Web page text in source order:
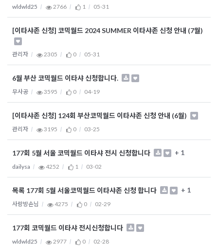
wldwld25 2766 1 05-31
[이타샤존 신청] 코믹월드 2024 SUMMER 이타샤존 신청 안내 (7월)
관리자 2305 0 05-31
6월 부산 코믹월드 이타샤 신청합니다.
무사공 3595 0 04-19
[이타샤존 신청] 124회 부산코믹월드 이타샤존 신청 안내 (6월)
관리자 3195 0 03-25
177회 5월 서울 코믹월드 이타샤 전시 신청합니다 + 1
dailysa 4252 1 03-02
목록 177회 5월 서울코믹월드 이타샤존 신청 합니다 + 1
사랑방손님 4275 0 02-29
177회 코믹월드 이타샤 전시신청합니다
wldwld25 2977 0 02-28